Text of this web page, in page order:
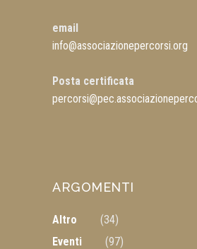
email
info@associazionepercorsi.org
Posta certificata
ARGOMENTI
Altro
(34)
Eventi
(97)